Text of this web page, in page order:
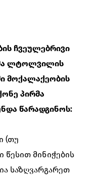
ჩვეულებრივი
ლტოლვილის
მოქალაქეობის
პირმა
წარადგინოს:
(თუ
წესით მინიჭების
საზღვარგარეთ